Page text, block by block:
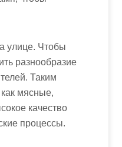
улице. Чтобы
разнообразие
Таким
мясные,
качество
процессы.